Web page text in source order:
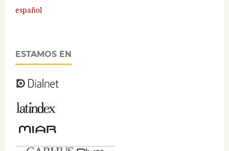
español
ESTAMOS EN